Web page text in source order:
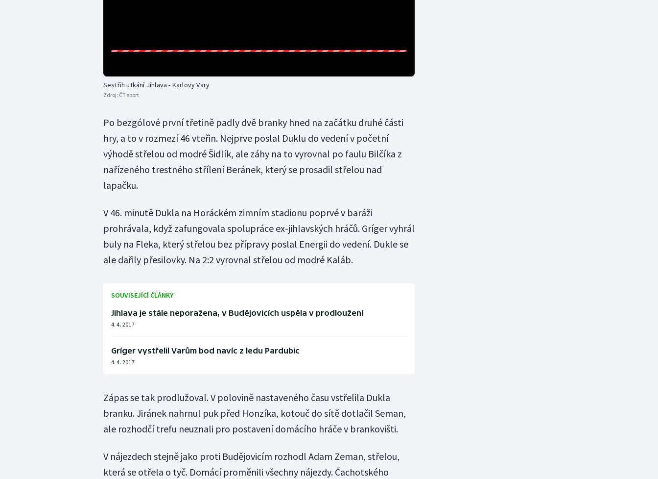
Sestřih utkání Jihlava - Karlovy Vary
Zdroj: ČT sport
Po bezgólové první třetině padly dvě branky hned na začátku druhé části
hry, a to v rozmezí 46 vteřin. Nejprve poslal Duklu do vedení v početní
výhodě střelou od modré Šidlík, ale záhy na to vyrovnal po faulu Bilčíka z
nařízeného trestného střílení Beránek, který se prosadil střelou nad
lapačku.
V 46. minutě Dukla na Horáckém zimním stadionu poprvé v baráži
prohrávala, když zafungovala spolupráce ex-jihlavských hráčů. Gríger vyhrál
buly na Fleka, který střelou bez přípravy poslal Energii do vedení. Dukle se
ale dařily přesilovky. Na 2:2 vyrovnal střelou od modré Kaláb.
SOUVISEJÍCÍ ČLÁNKY
Jihlava je stále neporažena, v Budějovicích uspěla v prodloužení
4. 4. 2017
Gríger vystřelil Varům bod navíc z ledu Pardubic
4. 4. 2017
Zápas se tak prodlužoval. V polovině nastaveného času vstřelila Dukla
branku. Jiránek nahrnul puk před Honzíka, kotouč do sítě dotlačil Seman,
ale rozhodčí trefu neuznali pro postavení domácího hráče v brankovišti.
V nájezdech stejně jako proti Budějovicím rozhodl Adam Zeman, střelou,
která se otřela o tyč. Domácí proměnili všechny nájezdy. Čachotského